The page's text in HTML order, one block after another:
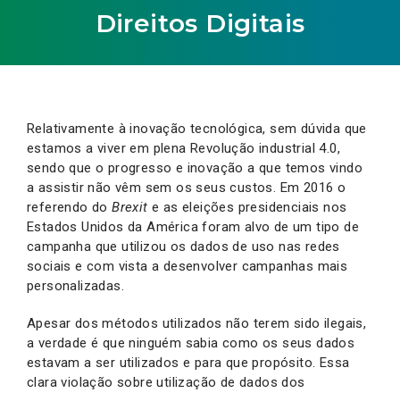
Direitos Digitais
Relativamente à inovação tecnológica, sem dúvida que
estamos a viver em plena Revolução industrial 4.0,
sendo que o progresso e inovação a que temos vindo
a assistir não vêm sem os seus custos. Em 2016 o
referendo doBrexit e as eleições presidenciais nos
Estados Unidos da América foram alvo de um tipo de
campanha que utilizou os dados de uso nas redes
sociais e com vista a desenvolver campanhas mais
personalizadas.
Apesar dos métodos utilizados não terem sido ilegais,
a verdade é que ninguém sabia como os seus dados
estavam a ser utilizados e para que propósito. Essa
clara violação sobre utilização de dados dos